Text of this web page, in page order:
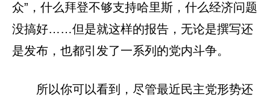
众”，什么拜登不够支持哈里斯，什么经济问题
没搞好……但是就这样的报告，无论是撰写还
是发布，也都引发了一系列的党内斗争。
所以你可以看到，尽管最近民主党形势还